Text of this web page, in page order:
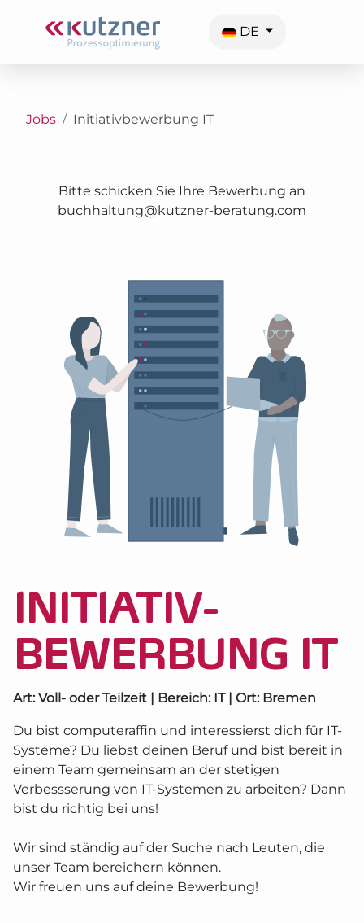
Sprache auswählen
DE
Jobs Initiativbewerbung IT
Bitte schicken Sie Ihre Bewerbung an
buchhaltung@kutzner-beratung.com
INITIATIV­
BEWERBUNG IT
Art: Voll- oder Teilzeit | Bereich: IT | Ort: Bremen
Du bist computeraffin und interessierst dich für IT-
Systeme? Du liebst deinen Beruf und bist bereit in
einem Team gemeinsam an der stetigen
Verbessserung von IT-Systemen zu arbeiten? Dann
bist du richtig bei uns!
Wir sind ständig auf der Suche nach Leuten, die
unser Team bereichern können.
Wir freuen uns auf deine Bewerbung!